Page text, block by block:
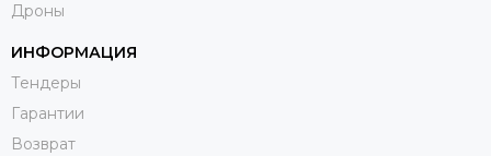
Дроны
ИНФОРМАЦИЯ
Тендеры
Гарантии
Возврат